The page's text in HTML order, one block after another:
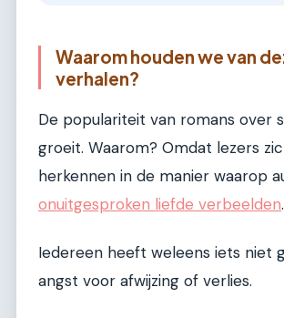
Waarom houden we van
verhalen?
De populariteit van romans over
groeit. Waarom? Omdat lezers
herkennen in de manier waarop
onuitgesproken liefde verbeelden.
Iedereen heeft weleens iets niet
angst voor afwijzing of verlies.